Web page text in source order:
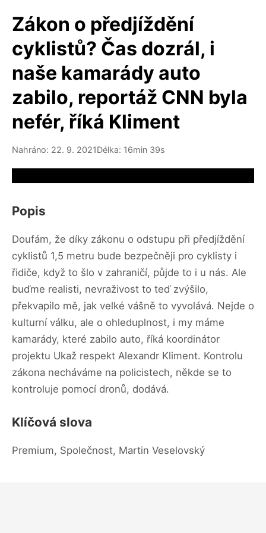
Zákon o předjíždění
cyklistů? Čas dozrál, i
naše kamarády auto
zabilo, reportáž CNN byla
nefér, říká Kliment
Nahráno: 22. 9. 2021Délka: 16min 39s
Popis
Doufám, že díky zákonu o odstupu při předjíždění
cyklistů 1,5 metru bude bezpečněji pro cyklisty i
řidiče, když to šlo v zahraničí, půjde to i u nás. Ale
buďme realisti, nevraživost to teď zvýšilo,
překvapilo mě, jak velké vášně to vyvolává. Nejde o
kulturní válku, ale o ohleduplnost, i my máme
kamarády, které zabilo auto, říká koordinátor
projektu Ukaž respekt Alexandr Kliment. Kontrolu
zákona necháváme na policistech, někde se to
kontroluje pomocí dronů, dodává.
Klíčová slova
Premium, Společnost, Martin Veselovský